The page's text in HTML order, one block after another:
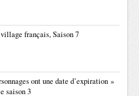
français, Saison 7
ont une date d’expiration »
saison 3